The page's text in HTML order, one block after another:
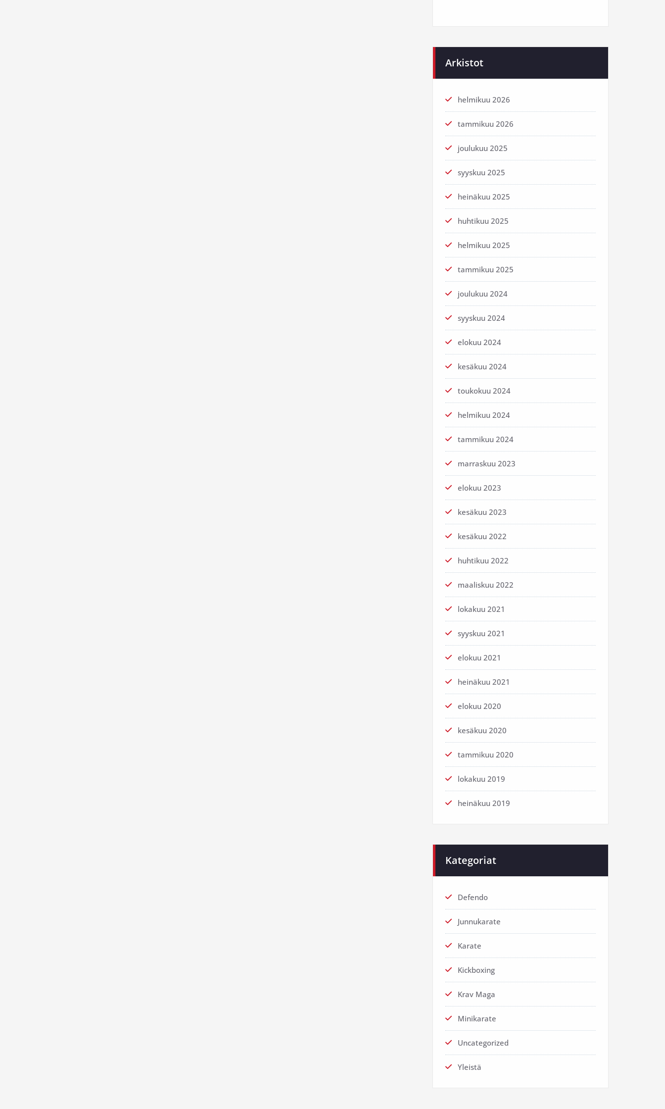
Arkistot
helmikuu 2026
tammikuu 2026
joulukuu 2025
syyskuu 2025
heinäkuu 2025
huhtikuu 2025
helmikuu 2025
tammikuu 2025
joulukuu 2024
syyskuu 2024
elokuu 2024
kesäkuu 2024
toukokuu 2024
helmikuu 2024
tammikuu 2024
marraskuu 2023
elokuu 2023
kesäkuu 2023
kesäkuu 2022
huhtikuu 2022
maaliskuu 2022
lokakuu 2021
syyskuu 2021
elokuu 2021
heinäkuu 2021
elokuu 2020
kesäkuu 2020
tammikuu 2020
lokakuu 2019
heinäkuu 2019
Kategoriat
Defendo
Junnukarate
Karate
Kickboxing
Krav Maga
Minikarate
Uncategorized
Yleistä